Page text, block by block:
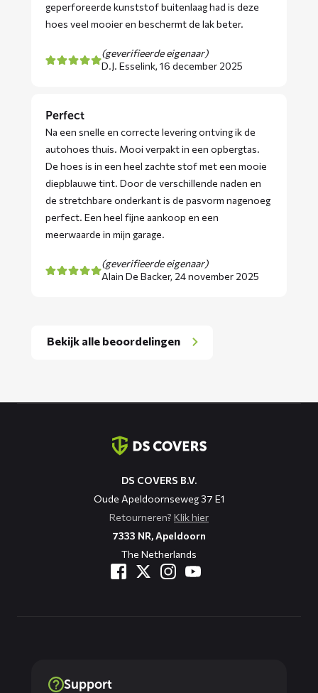
geperforeerde kunststof buitenlaag had is deze
hoes veel mooier en beschermt de lak beter.
(geverifieerde eigenaar)
D.J. Esselink, 16 december 2025
Perfect
Na een snelle en correcte levering ontving ik de
autohoes thuis. Mooi verpakt in een opbergtas.
De hoes is in een heel zachte stof met een mooie
diepblauwe tint. Door de verschillende naden en
de stretchbare onderkant is de pasvorm nagenoeg
perfect. Een heel fijne aankoop en een
meerwaarde in mijn garage.
(geverifieerde eigenaar)
Alain De Backer, 24 november 2025
Bekijk alle beoordelingen
DS COVERS B.V.
Oude Apeldoornseweg 37 E1
Retourneren? Klik hier
7333 NR, Apeldoorn
The Netherlands
Support